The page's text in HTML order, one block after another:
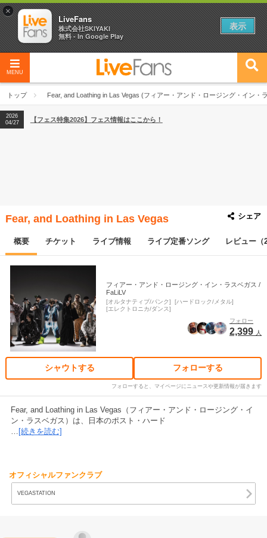
MENU
トップ Fear, and Loathing in Las Vegas (フィアー・アンド・ロージング・イン・
04/27
【フェス特集2026】フェス情報はここから！
2026
07/28
2026
【フェス特集2026】フェス情報はここから！
2026
07/28
【ライブ動員ランキング】2026年上半期編発表！
Fear, and Loathing in Las Vegas シェア
概要 チケット ライブ情報 ライブ定番ソング レビュー（
フィアー・アンド・ロージング・イン・ラスベガス /
FaLiLV
オルタナティブ/パンク
ハードロック/メタル
エレクトロニカ/ダンス
フォロー
2,399 人
シャウトする フォローする
フォローすると、マイページにニュースや更新情報が届きます
Fear, and Loathing in Las Vegas（フィアー・アンド・ロージング・イ
ン・ラスベガス）は、日本のポスト・ハード
… [続きを読む]
オフィシャルファンクラブ
VEGASTATION
×
LiveFans
株式会社SKIYAKI
無料 - In Google Play
表示